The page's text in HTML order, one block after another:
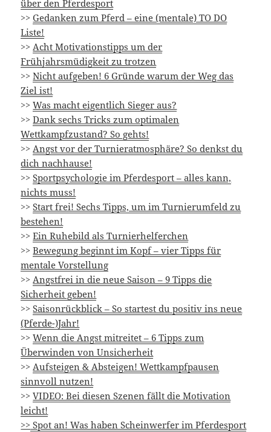
über den Pferdesport
>>Gedanken zum Pferd – eine (mentale) TO DO
Liste!
>>Acht Motivationstipps um der
Frühjahrsmüdigkeit zu trotzen
>>Nicht aufgeben! 6 Gründe warum der Weg das
Ziel ist!
>>Was macht eigentlich Sieger aus?
>>Dank sechs Tricks zum optimalen
Wettkampfzustand? So gehts!
>>Angst vor der Turnieratmosphäre? So denkst du
dich nachhause!
>>Sportpsychologie im Pferdesport – alles kann,
nichts muss!
>>Start frei! Sechs Tipps, um im Turnierumfeld zu
bestehen!
>>Ein Ruhebild als Turnierhelferchen
>>Bewegung beginnt im Kopf – vier Tipps für
mentale Vorstellung
>>Angstfrei in die neue Saison – 9 Tipps die
Sicherheit geben!
>>Saisonrückblick – So startest du positiv ins neue
(Pferde-)Jahr!
>>Wenn die Angst mitreitet – 6 Tipps zum
Überwinden von Unsicherheit
>>Aufsteigen & Absteigen! Wettkampfpausen
sinnvoll nutzen!
>>VIDEO: Bei diesen Szenen fällt die Motivation
leicht!
>> Spot an! Was haben Scheinwerfer im Pferdesport